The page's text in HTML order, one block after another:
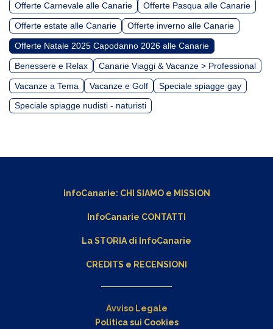
Offerte Carnevale alle Canarie Offerte Pasqua alle Canarie
Offerte estate alle Canarie Offerte inverno alle Canarie
Offerte Natale 2025 Capodanno 2026 alle Canarie
Benessere e Relax Canarie Viaggi & Vacanze > Professional
Vacanze a Tema Vacanze e Golf Speciale spiagge gay
Speciale spiagge nudisti - naturisti
InfoCanarie: CHI SIAMOe MISSION
InfoCanarie CONTATTI
La STORIA di InfoCanarie
CREDITS e RECENSIONI
Avviso Legale
Politica sui Cookies